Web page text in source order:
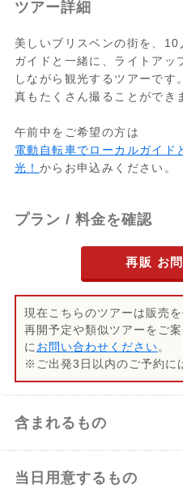
ツアー詳細
美しいブリスベンの街を、
ガイドと一緒に、ライトアッ
しながら観光するツアーです
真もたくさん撮ることができ
午前中をご希望の方は
電動自転車でローカルガイド
光！ からお申込みください。
プラン / 料金を確認
再販 お
現在こちらのツアーは販売を
再開予定や類似ツアーをご
にお問い合わせください。
※ご出発3日以内のご予約に
含まれるもの
当日用意するもの